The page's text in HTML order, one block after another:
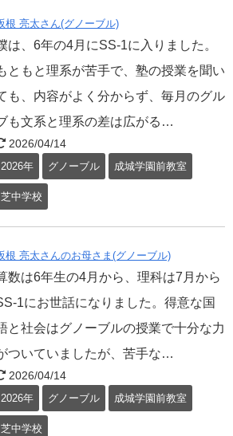
根 亮太さん(グノーブル)
は、6年の4月にSS-1に入りました。
ともと理系が苦手で、塾の授業を聞い
も、内容がよく分からず、毎月のグル
も文系と理系の差は広がる…
2026/04/14
2026年 グノーブル 成城学園前教室
芝中学校
根 亮太さんのお母さま(グノーブル)
数は6年生の4月から、理科は7月から
1にお世話になりました。得意な国
と社会はグノーブルの授業で十分な力
ついていましたが、苦手な…
2026/04/14
2026年 グノーブル 成城学園前教室
芝中学校